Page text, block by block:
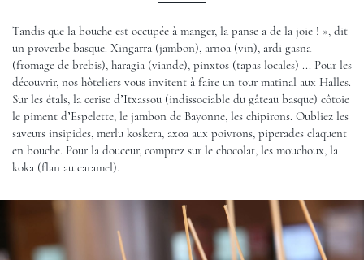
Tandis que la bouche est occupée à manger, la panse a de la joie ! », dit
un proverbe basque. Xingarra (jambon), arnoa (vin), ardi gasna
(fromage de brebis), haragia (viande), pinxtos (tapas locales) ... Pour les
découvrir, nos hôteliers vous invitent à faire un tour matinal aux Halles.
Sur les étals, la cerise d’Itxassou (indissociable du gâteau basque) côtoie
le piment d’Espelette, le jambon de Bayonne, les chipirons. Oubliez les
saveurs insipides, merlu koskera, axoa aux poivrons, piperades claquent
en bouche. Pour la douceur, comptez sur le chocolat, les mouchoux, la
koka (flan au caramel).